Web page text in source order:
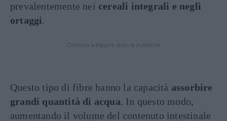
prevalentemente nei cereali integrali e negli
ortaggi.
Questo tipo di fibre hanno la capacità assorbire
grandi quantità di acqua. In questo modo,
aumentando il volume del contenuto intestinale